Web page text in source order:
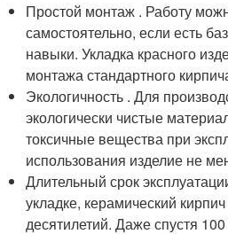
Простой монтаж . Работу
самостоятельно, если есть
навыки. Укладка красного
монтажа стандартного
Экологичность . Для
экологически чистые
токсичные вещества при
использования изделие не
Длительный срок
укладке, керамический
десятилетий. Даже спустя